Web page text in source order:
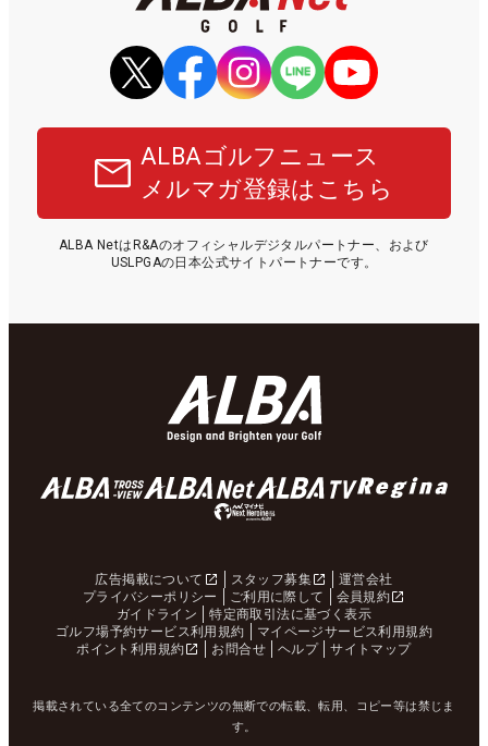
ALBAゴルフニュース
メルマガ登録はこちら
ALBA NetはR&Aのオフィシャルデジタルパートナー、および
USLPGAの日本公式サイトパートナーです。
広告掲載について スタッフ募集
運営会社
プライバシーポリシー
ご利用に際して
会員規約
ガイドライン
特定商取引法に基づく表示
ゴルフ場予約サービス利用規約
マイページサービス利用規約
ポイント利用規約
お問合せ ヘルプ サイトマップ
掲載されている全てのコンテンツの無断での転載、転用、コピー等は禁じま
す。